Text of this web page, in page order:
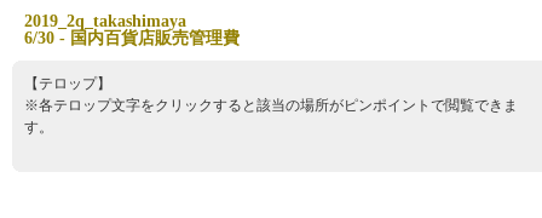
2019 2q takashimaya
6/30 - 国内百貨店販売管理費
【テロップ】
※各テロップ文字をクリックすると該当の場所がピンポイントで閲覧できま
す。